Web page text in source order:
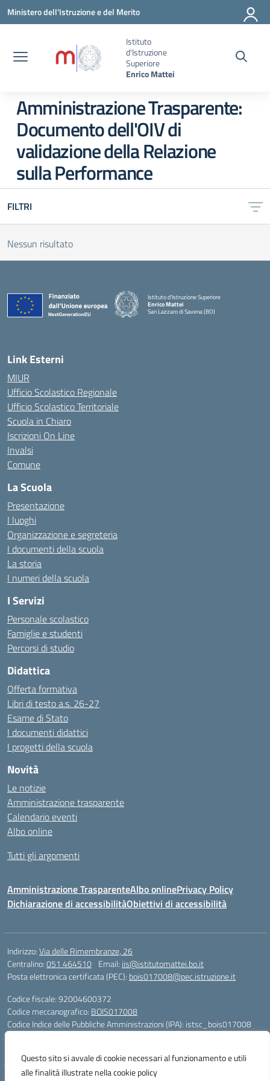
Questo sito si avvale di cookie necessari al funzionamento e utili
alle finalità illustrate nella cookie policy
Vai ai contenuti
Vai al menu di navigazione
Vai al footer
Ministero dell'Istruzione e del Merito
Istituto
d'Istruzione
Superiore
Enrico Mattei
Amministrazione Trasparente:
Documento dell'OIV di
validazione della Relazione
sulla Performance
FILTRI
Nessun risultato
Istituto d'Istruzione Superiore
Enrico Mattei
San Lazzaro di Savena (BO)
Link Esterni
MIUR
Ufficio Scolastico Regionale
Ufficio Scolastico Territoriale
Scuola in Chiaro
Iscrizioni On Line
Invalsi
Comune
La Scuola
Presentazione
I luoghi
Organizzazione e segreteria
I documenti della scuola
La storia
I numeri della scuola
I Servizi
Personale scolastico
Famiglie e studenti
Percorsi di studio
Didattica
Offerta formativa
Libri di testo a.s. 26-27
Esame di Stato
I documenti didattici
I progetti della scuola
Novità
Le notizie
Amministrazione trasparente
Calendario eventi
Albo online
Tutti gli argomenti
Amministrazione TrasparenteAlbo onlinePrivacy Policy
Dichiarazione di accessibilitàObiettivi di accessibilità
Indirizzo:Via delle Rimembranze, 26
Centralino:051 464510 Email: iis@istitutomattei.bo.it
Posta elettronica certificata (PEC): bois017008@pec.istruzione.it
Codice fiscale: 92004600372
Codice meccanografico: BOIS017008
Codice Indice delle Pubbliche Amministrazioni (IPA): istsc_bois017008